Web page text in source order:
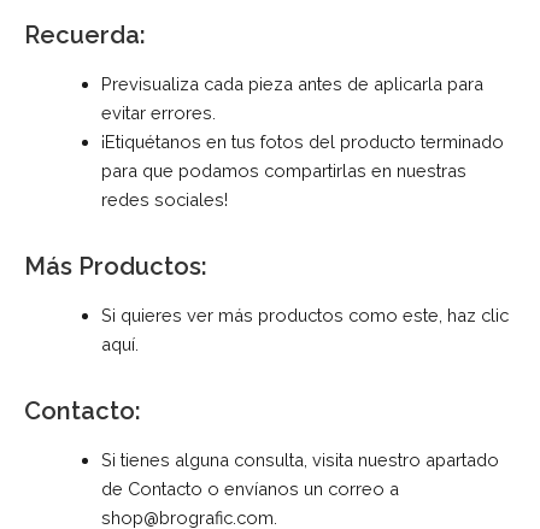
Recuerda:
Previsualiza cada pieza antes de aplicarla para
evitar errores.
¡Etiquétanos en tus fotos del producto terminado
para que podamos compartirlas en nuestras
redes sociales!
Más Productos:
Si quieres ver más productos como este, haz clic
aquí.
Contacto:
Si tienes alguna consulta, visita nuestro apartado
de Contacto o envíanos un correo a
shop@brografic.com